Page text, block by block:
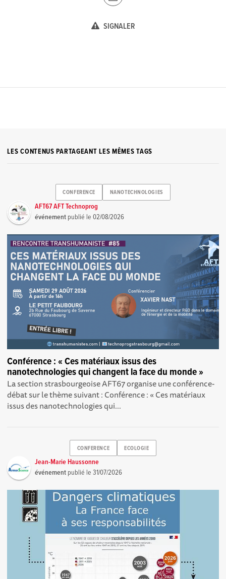
SIGNALER
LES CONTENUS PARTAGEANT LES MÊMES TAGS
CONFERENCE NANOTECHNOLOGIES
AFT67 AFT Technoprog
événement publié le02/08/2026
Conférence : « Ces matériaux issus des
nanotechnologies qui changent la face du monde »
La section strasbourgeoise AFT67 organise une conférence-
débat sur le thème suivant : Conférence : « Ces matériaux
issus des nanotechnologies qui...
CONFERENCE ECOLOGIE
Jean-Marie Haussonne
événement publié le31/07/2026